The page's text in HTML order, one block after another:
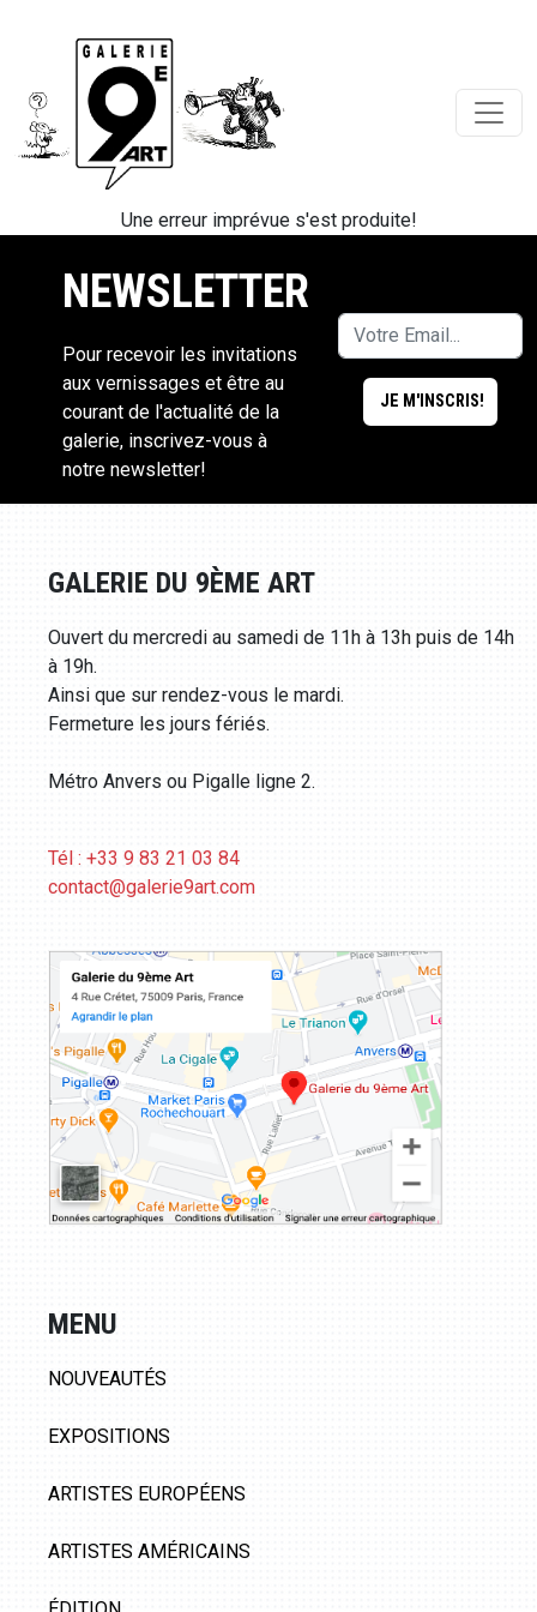
Une erreur imprévue s'est produite!
NEWSLETTER
Pour recevoir les invitations
aux vernissages et être au
courant de l'actualité de la
galerie, inscrivez-vous à
notre newsletter!
GALERIE DU 9ÈME ART
Ouvert du mercredi au samedi de 11h à 13h puis de 14h
à 19h.
Ainsi que sur rendez-vous le mardi.
Fermeture les jours fériés.
Métro Anvers ou Pigalle ligne 2.
Tél : +33 9 83 21 03 84
contact@galerie9art.com
MENU
NOUVEAUTÉS
EXPOSITIONS
ARTISTES EUROPÉENS
ARTISTES AMÉRICAINS